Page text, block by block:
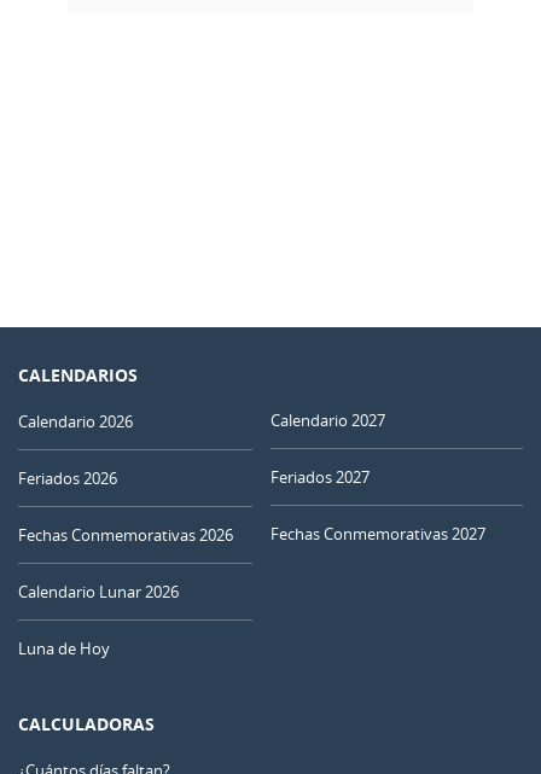
CALENDARIOS
Calendario 2026
Feriados 2026
Fechas Conmemorativas 2026
Calendario Lunar 2026
Luna de Hoy
Calendario 2027
Feriados 2027
Fechas Conmemorativas 2027
CALCULADORAS